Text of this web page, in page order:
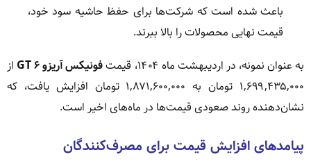
باعث شده است که شرکت‌ها برای حفظ حاشیه سود خود،
قیمت نهایی محصولات را بالا ببرند.
به عنوان نمونه، در اردیبهشت ماه ۱۴۰۴، قیمت
فونیکس آریزو ۶ GT
از
۱,۶۹۹,۴۳۵,۰۰۰ تومان به ۱,۸۷۱,۶۰۰,۰۰۰ تومان افزایش یافت، که
نشان‌دهنده روند صعودی قیمت‌ها در ماه‌های اخیر است.
پیامدهای افزایش قیمت برای مصرف‌کنندگان